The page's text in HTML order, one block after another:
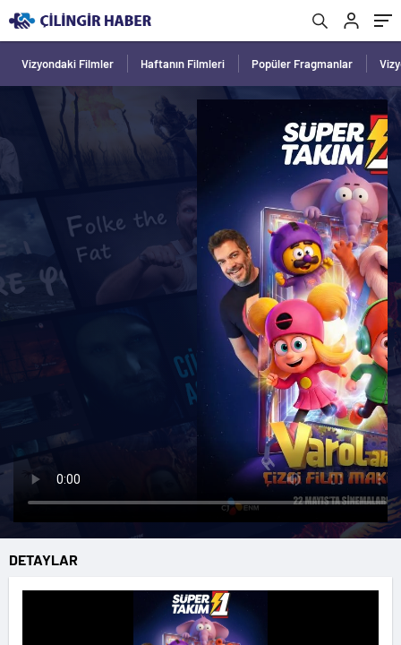
Vizyondaki Filmler Haftanın Filmleri Popüler Fragmanlar
DETAYLAR